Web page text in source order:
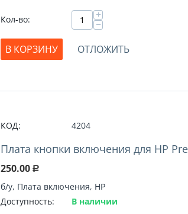
Кол-во: +
−
В КОРЗИНУ
ОТЛОЖИТЬ
КОД: 4204
Плата кнопки включения для HP
250.00 Р
б/у, Плата включения, HP
Доступность:
В наличии